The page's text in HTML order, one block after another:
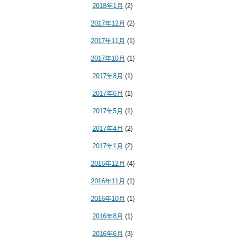
2018年1月 (2)
2017年12月 (2)
2017年11月 (1)
2017年10月 (1)
2017年8月 (1)
2017年6月 (1)
2017年5月 (1)
2017年4月 (2)
2017年1月 (2)
2016年12月 (4)
2016年11月 (1)
2016年10月 (1)
2016年8月 (1)
2016年6月 (3)